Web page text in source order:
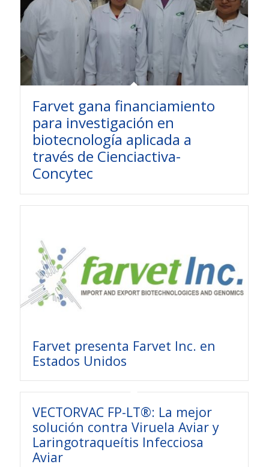
Farvet gana financiamiento
para investigación en
biotecnología aplicada a
través de Cienciactiva-
Concytec
Farvet presenta Farvet Inc. en
Estados Unidos
VECTORVAC FP-LT®: La mejor
solución contra Viruela Aviar y
Laringotraqueítis Infecciosa
Aviar